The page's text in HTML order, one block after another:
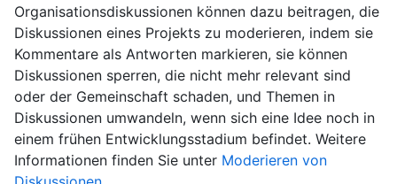
Organisationsdiskussionen können dazu beitragen, die
Diskussionen eines Projekts zu moderieren, indem sie
Kommentare als Antworten markieren, sie können
Diskussionen sperren, die nicht mehr relevant sind
oder der Gemeinschaft schaden, und Themen in
Diskussionen umwandeln, wenn sich eine Idee noch in
einem frühen Entwicklungsstadium befindet. Weitere
Informationen finden Sie unter Moderieren von